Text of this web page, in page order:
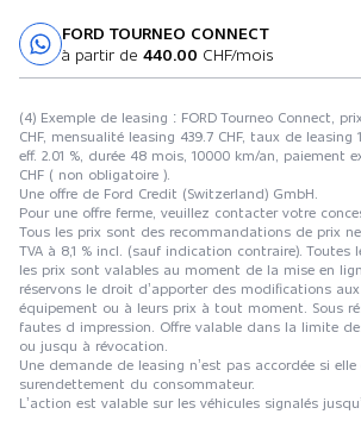
FORD TOURNEO CONNECT
à partir de 440.00 CHF/mois
(4) Exemple de leasing : FORD Tourneo Connect,
CHF, mensualité leasing 439.7 CHF, taux de leasing
eff. 2.01 %, durée 48 mois, 10000 km/an, paiement
CHF ( non obligatoire ).
Une offre de Ford Credit (Switzerland) GmbH.
Pour une offre ferme, veuillez contacter votre
Tous les prix sont des recommandations de prix
TVA à 8,1 % incl. (sauf indication contraire).
les prix sont valables au moment de la mise en
réservons le droit d’apporter des modifications
équipement ou à leurs prix à tout moment. Sous
fautes d impression. Offre valable dans la limite
ou jusqu à révocation.
Une demande de leasing n’est pas accordée si
surendettement du consommateur.
L’action est valable sur les véhicules signalés